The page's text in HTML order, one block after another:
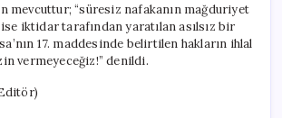
mevcuttur; “süresiz nafakanın mağduriyet
ise iktidar tarafından yaratılan asılsız bir
17. maddesinde belirtilen hakların ihlal
vermeyeceğiz!” denildi.